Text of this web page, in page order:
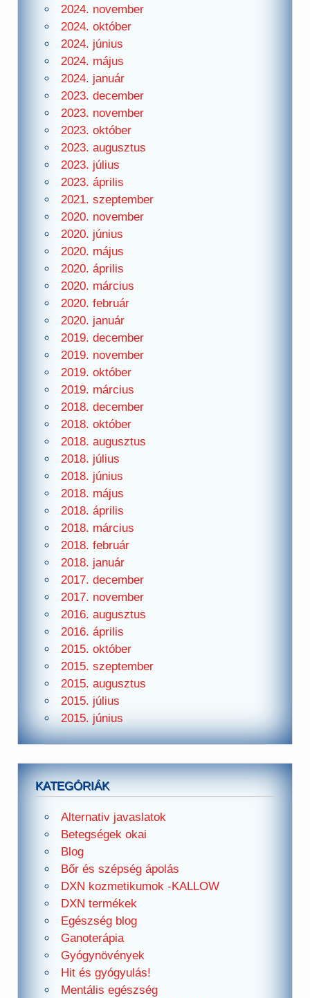
2024. november
2024. október
2024. június
2024. május
2024. január
2023. december
2023. november
2023. október
2023. augusztus
2023. július
2023. április
2021. szeptember
2020. november
2020. június
2020. május
2020. április
2020. március
2020. február
2020. január
2019. december
2019. november
2019. október
2019. március
2018. december
2018. október
2018. augusztus
2018. július
2018. június
2018. május
2018. április
2018. március
2018. február
2018. január
2017. december
2017. november
2016. augusztus
2016. április
2015. október
2015. szeptember
2015. augusztus
2015. július
2015. június
KATEGÓRIÁK
Alternativ javaslatok
Betegségek okai
Blog
Bőr és szépség ápolás
DXN kozmetikumok -KALLOW
DXN termékek
Egészség blog
Ganoterápia
Gyógynövények
Hit és gyógyulás!
Mentális egészség